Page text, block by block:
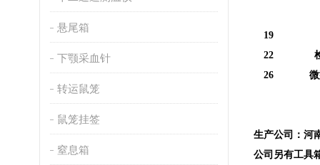
悬尾箱
下颚采血针
转运鼠笼
鼠笼挂签
窒息箱
19
22
26
生产公司：河
公司另有工具